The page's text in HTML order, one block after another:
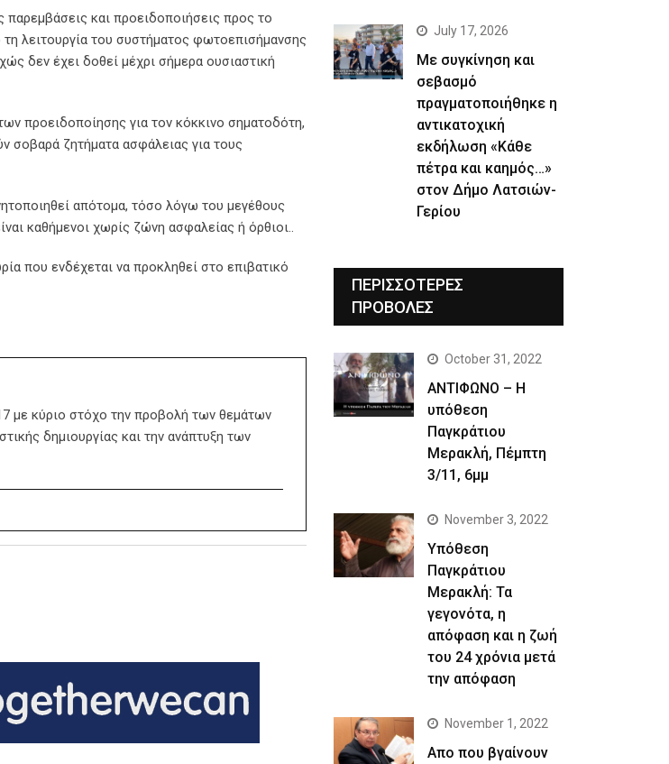
και προειδοποιήσεις προς το
λειτουργία του συστήματος φωτοεπισήμανσης
δεν έχει δοθεί μέχρι σήμερα ουσιαστική
προειδοποίησης για τον κόκκινο σηματοδότη,
σοβαρά ζητήματα ασφάλειας για τους
απότομα, τόσο λόγω του μεγέθους
καθήμενοι χωρίς ζώνη ασφαλείας ή όρθιοι..
που ενδέχεται να προκληθεί στο επιβατικό
με κύριο στόχο την προβολή των θεμάτων
δημιουργίας και την ανάπτυξη των
July 17, 2026
Με συγκίνηση και
σεβασμό
πραγματοποιήθηκε η
αντικατοχική
εκδήλωση «Κάθε
πέτρα και καημός…»
στον Δήμο Λατσιών-
Γερίου
ΠΕΡΙΣΣΟΤΕΡΕΣ
ΠΡΟΒΟΛΕΣ
October 31, 2022
ΑΝΤΙΦΩΝΟ – Η
υπόθεση
Παγκράτιου
Μερακλή, Πέμπτη
3/11, 6μμ
November 3, 2022
Yπόθεση
Παγκράτιου
Μερακλή: Τα
γεγονότα, η
απόφαση και η ζωή
του 24 χρόνια μετά
την απόφαση
November 1, 2022
Απο που βγαίνουν